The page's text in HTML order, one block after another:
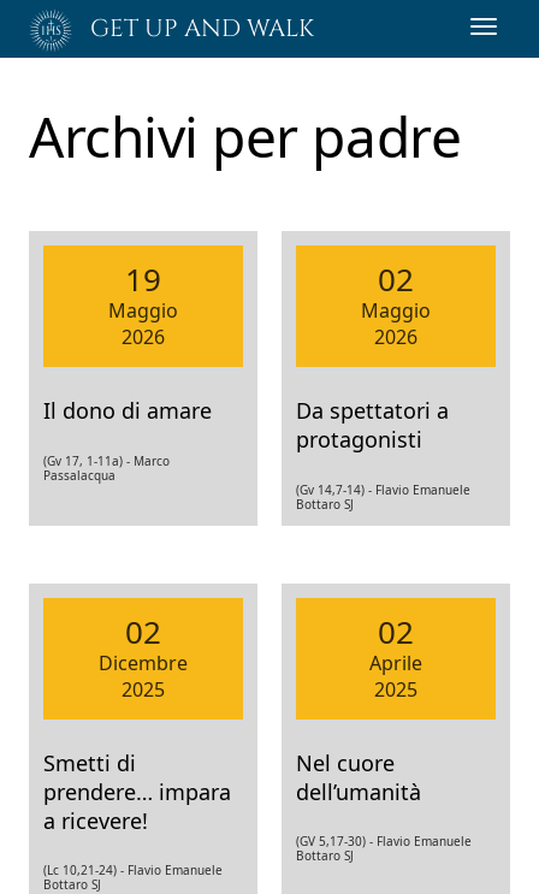
Passa
GET UP AND WALK
Archivi per padre
19
Maggio
2026
Il dono di amare
(Gv 17, 1-11a) - Marco
Passalacqua
02
Maggio
2026
Da spettatori a
protagonisti
(Gv 14,7-14) - Flavio Emanuele
Bottaro SJ
02
Dicembre
2025
Smetti di
prendere… impara
a ricevere!
(Lc 10,21-24) - Flavio Emanuele
Bottaro SJ
02
Aprile
2025
Nel cuore
dell’umanità
(GV 5,17-30) - Flavio Emanuele
Bottaro SJ